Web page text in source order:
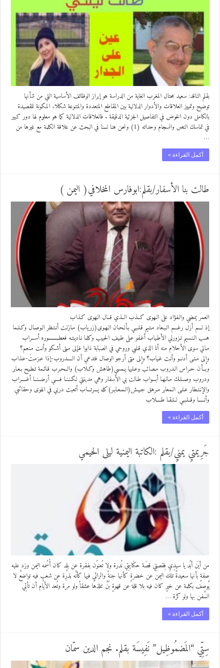
بقلم الناقد: سعيد محتال المغرب الغاية من الدراسة هو إبراز الوظائف الأساسية التي من شأنها
توضيح وتمييز العلاقات والأدوار الدلالية بين المقاطع المتعددة والمتنوعة شكلا، المكونة للقصيدة
بالكامل دون الخوض في التفاصيل الجزئية الدقيقة . فالعلاقات الدلالية كما هو معلوم لها دور كبير
في تماسك النص وانسجام وحداته (1) ونحن هنا لسنا في البحث عن علاقة الكلمة مع غيرها من
…
أكمل القراءة »
طالت بنا الأسفار/بقلم:ابوفارس المخلافي( اليمن )
العمر يمضي والـفؤاد على الـهوى كــذب الــذي قــال الـهوى كـذاب
إذ لـــم أزل رغـــم الـبـعاد مـتـيم قـلـبـي بـألـحـان الـهـوى(زرياب) مـازلـت أنـتـظر الـوصـال وكـلـما
هــب الـنـسيم تـزورني الأطـياب أغـفو عـلى طـيف الحبيب وكلما نـاديـتـه فعطـــــــــــوره أســراب
مـالي سوى الأحلام منه أنا الذي قـلبي وروحي في الصبابة ذابوا فـإلى مـتى أشـكو وأنـت مـنعم؟
وإلى مـتـى أدنــو وأنـت غـياب؟ وإلى متى أرجو الوصال فتدعي أن الــــدروب-إذا عـزمـتَ-عـذاب
وبــأن حـراس الـدروب مـصائب وعـليها يـمسي(طاهش وكـلاب) والــحـرب قـائـمة تـطـيح بـعـابر
ودروب وصــلـك مـالـهـا أبـــواب طـالت بي الأسفار وهي مدينتي لـكـنـنـا فــــي أرضــنــا أغــــراب
والإنـتـطار عـلـى الـمعابر مـرهق جـيـش(الـمـعـابـر)كله يـــرتـــاب أتعبت دربي في الهوى وحقائبي
وأنـــــا وقــلـبـي لــلـقـا طــــلاب
أكمل القراءة »
جَرِيمتيِ يمنيِ/بقلم :الكاتبة اليمنية ليلى الحيمي
من أيَن أبُد يا سيدِيِ فِقصتِي قصَة حكَايتِي نُدرة ولا تُعنوُن بفقرة عن بلٍد كان أُسُمه اليمن وزد عليه
صفةٍ بأنها سعيدةٌ تلك اليمن عن خضرةٍ كأنها جنةً والرائيِ فيها كأنُه بذرِة عن شعبٍ فيه تواضعٌ لا
يٌوصف بكلمة عن خيرٍ كان فيه بلا قلة عن قهوةٍ بُنٌ تتلذها عشقاً ولو مرة وتُعد الأيام أن تأتِي
السٌفن بها ولو كرة …
أكمل القراءة »
سِتِّي “المَضمُوظِيل” نَفِيسَة بقلم. نجم الدين سمّان